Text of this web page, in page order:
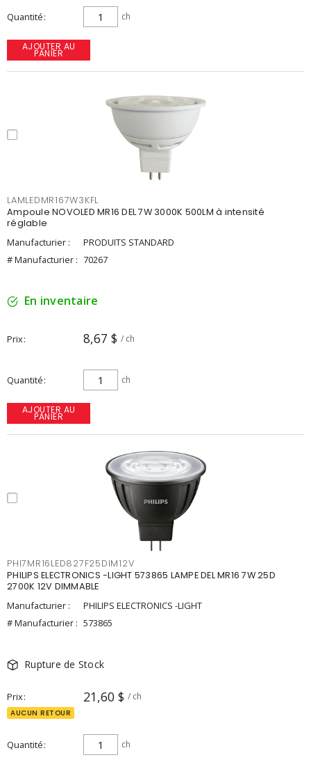
Quantité ch
AJOUTER AU
PANIER
LAMLEDMR167W3KFL
Ampoule NOVOLED MR16 DEL 7W 3000K 500LM à intensité
réglable
Manufacturier :
PRODUITS STANDARD
# Manufacturier : 70267
En inventaire
Prix 8,67 $ / ch
Quantité ch
AJOUTER AU
PANIER
PHI7MR16LED827F25DIM12V
PHILIPS ELECTRONICS -LIGHT 573865 LAMPE DEL MR16 7W 25D
2700K 12V DIMMABLE
Manufacturier :
PHILIPS ELECTRONICS -LIGHT
# Manufacturier : 573865
Rupture de Stock
Prix 21,60 $ / ch
AUCUN RETOUR
Quantité ch